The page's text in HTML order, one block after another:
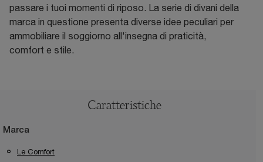
passare i tuoi momenti di riposo. La serie di divani della
marca in questione presenta diverse idee peculiari per
ammobiliare il soggiorno all'insegna di praticità,
comfort e stile.
Caratteristiche
Marca
Le Comfort